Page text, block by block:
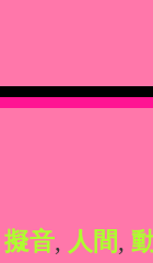
擬音, 人間,